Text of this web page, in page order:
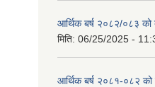
आर्थिक बर्ष २०८२/०८३ को
मिति: 06/25/2025 -
आर्थिक बर्ष २०८१-०८२